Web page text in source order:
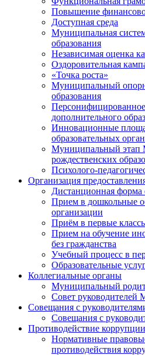
Повышение
Доступная среда
Муниципальная
образования
Независимая оценка
Оздоровительная
«Точка роста»
Муниципальный
образования
дополнительного
Инновационные
образовательных
Муниципальный этап
рождественских
Психолого-
Организация
Дистанционная форма
Прием в дошкольные
организации
Приём в первые
Прием на обучение
без гражданства
Учебный процесс в
Образовательные
Коллегиальные органы
Муниципальный
Совет
Совещания с
Совещания с
Противодействие коррупции
Нормативные
противодействия